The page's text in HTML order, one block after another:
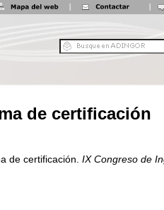
de certificación
de certificación. IX Congreso de